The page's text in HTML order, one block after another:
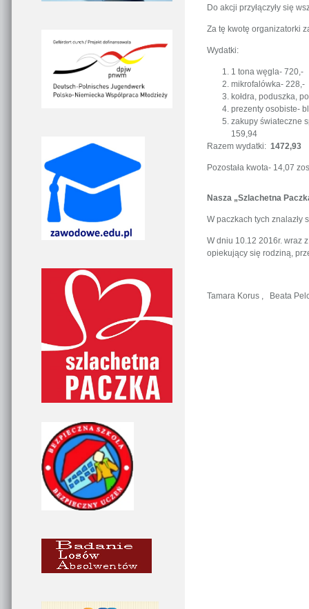
Do akcji przyłączyły się
Za tę kwotę organizatorki
Wydatki:
1 tona węgla- 720,-
mikrofalówka- 228,-
kołdra, poduszka,
prezenty osobiste-
zakupy świateczne
159,94
Razem wydatki: 1472,93
Pozostała kwota- 14,07
Nasza „Szlachetna
W paczkach tych znalazły
W dniu 10.12 2016r. wraz
opiekujący się rodziną,
Tamara Korus , Beata